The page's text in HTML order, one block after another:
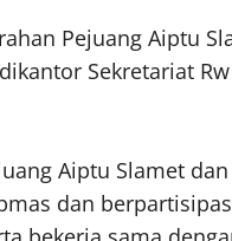
Pejuang Aiptu
Sekretariat
Aiptu Slamet
dan